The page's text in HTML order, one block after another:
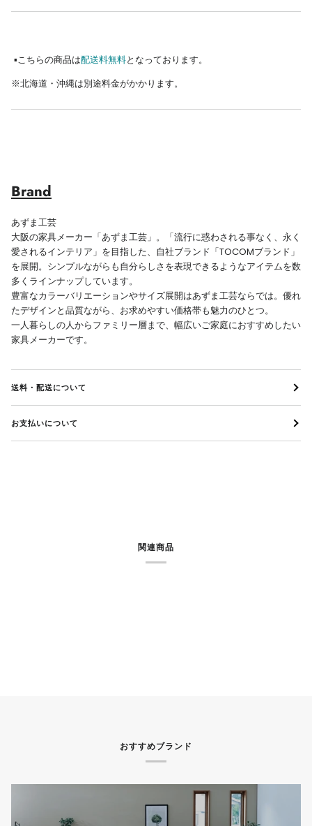
▪︎こちらの商品は配送料無料となっております。
※北海道・沖縄は別途料金がかかります。
Brand
あずま工芸
大阪の家具メーカー「あずま工芸」。「流行に惑わされる事なく、永く
愛されるインテリア」を目指した、自社ブランド「TOCOMブランド」
を展開。シンプルながらも自分らしさを表現できるようなアイテムを数
多くラインナップしています。
豊富なカラーバリエーションやサイズ展開はあずま工芸ならでは。優れ
たデザインと品質ながら、お求めやすい価格帯も魅力のひとつ。
一人暮らしの人からファミリー層まで、幅広いご家庭におすすめしたい
家具メーカーです。
送料・配送について
お支払いについて
関連商品
おすすめブランド